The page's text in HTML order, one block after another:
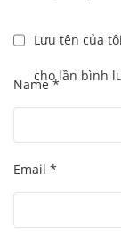
Lưu tên của
cho lần bình
Name*
Email *